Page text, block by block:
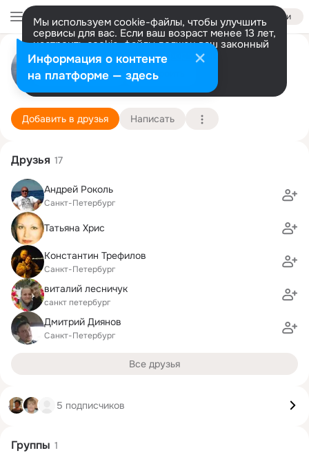
Войти
Мы используем cookie-файлы, чтобы улучшить
сервисы для вас. Если ваш возраст менее 13 лет,
настроить cookie-файлы должен ваш законный
представитель. Больше информации
Разрешить все Настроить
Аркадий Павлов
Санкт-Петербург
Подробнее
Добавить в друзья Написать
Друзья 17
Андрей Роколь
Санкт-Петербург
Татьяна Хрис
Константин Трефилов
Санкт-Петербург
виталий лесничук
санкт петербург
Дмитрий Диянов
Санкт-Петербург
Все друзья
5 подписчиков
Группы 1
Информация о контенте
на платформе — здесь